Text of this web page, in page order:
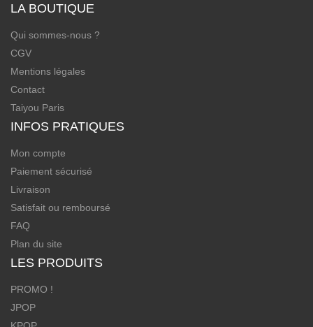
LA BOUTIQUE
Qui sommes-nous ?
CGV
Mentions légales
Contact
Taiyou Paris
INFOS PRATIQUES
Mon compte
Paiement sécurisé
Livraison
Satisfait ou remboursé
FAQ
Plan du site
LES PRODUITS
PROMO !
JPOP